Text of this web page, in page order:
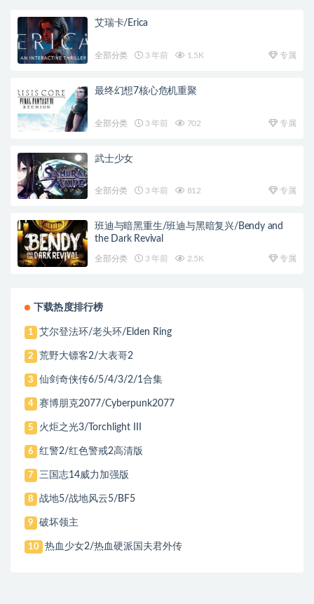
艾瑞卡/Erica
全部分类 3 年前 1.5K 专属
最终幻想7核心危机重聚
全部分类 3 年前 702 专属
武士少女
全部分类 3 年前 812 专属
班迪与暗黑重生/班迪与黑暗复兴/Bendy and
the Dark Revival
全部分类 3 年前 2.5K 专属
下载热度排行榜
1 艾尔登法环/老头环/Elden Ring
2 荒野大镖客2/大表哥2
3 仙剑奇侠传6/5/4/3/2/1合集
4 赛博朋克2077/Cyberpunk2077
5 火炬之光3/Torchlight III
6 红警2/红色警戒2高清版
7 三国志14威力加强版
8 战地5/战地风云5/BF5
9 破坏领主
10 热血少女2/热血硬派国夫君外传